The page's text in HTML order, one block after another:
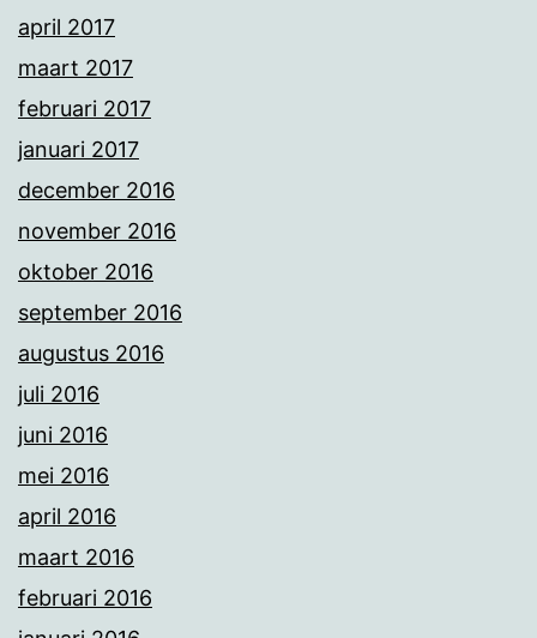
april 2017
maart 2017
februari 2017
januari 2017
december 2016
november 2016
oktober 2016
september 2016
augustus 2016
juli 2016
juni 2016
mei 2016
april 2016
maart 2016
februari 2016